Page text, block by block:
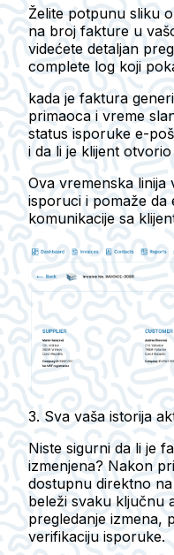
Želite potpunu sliku
na broj fakture u
videćete detaljan
complete log koji
kada je faktura
primaoca i vreme
status isporuke e-
i da li je klijent
Ova vremenska
isporuci i pomaže da
komunikacije sa
3. Sva vaša istorija
Niste sigurni da li je
izmenjena? Nakon
dostupnu direktno
beleži svaku ključnu
pregledanje izmena,
verifikaciju isporuke.